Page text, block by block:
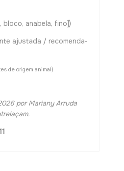
anabela, fino])
ajustada / recomenda-
de origem animal)
por Mariany Arruda